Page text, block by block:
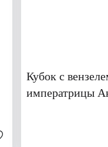
Кубок с
императрицы